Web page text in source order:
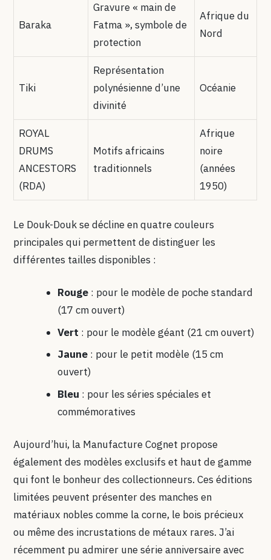
Baraka
Gravure « main de
Fatma », symbole de
protection
Afrique du
Nord
Tiki
Représentation
polynésienne d’une
divinité
Océanie
ROYAL
DRUMS
ANCESTORS
(RDA)
Motifs africains
traditionnels
Afrique
noire
(années
1950)
Le Douk-Douk se décline en quatre couleurs
principales qui permettent de distinguer les
différentes tailles disponibles :
Rouge : pour le modèle de poche standard
(17 cm ouvert)
Vert : pour le modèle géant (21 cm ouvert)
Jaune : pour le petit modèle (15 cm
ouvert)
Bleu : pour les séries spéciales et
commémoratives
Aujourd’hui, la Manufacture Cognet propose
également des modèles exclusifs et haut de gamme
qui font le bonheur des collectionneurs. Ces éditions
limitées peuvent présenter des manches en
matériaux nobles comme la corne, le bois précieux
ou même des incrustations de métaux rares. J’ai
récemment pu admirer une série anniversaire avec